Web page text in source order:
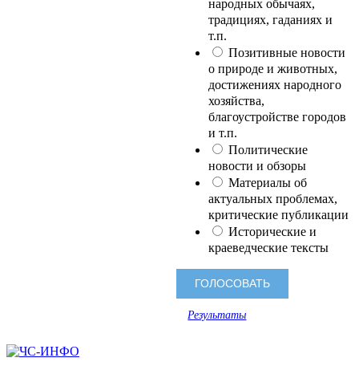
народных обычаях,
традициях, гаданиях и
т.п.
Позитивные новости
о природе и животных,
достижениях народного
хозяйства,
благоустройстве городов
и т.п.
Политические
новости и обзоры
Материалы об
актуальных проблемах,
критические публикации
Исторические и
краеведческие тексты
Результаты